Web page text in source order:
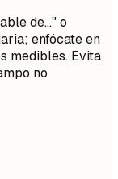
de..." o
enfócate en
medibles. Evita
no